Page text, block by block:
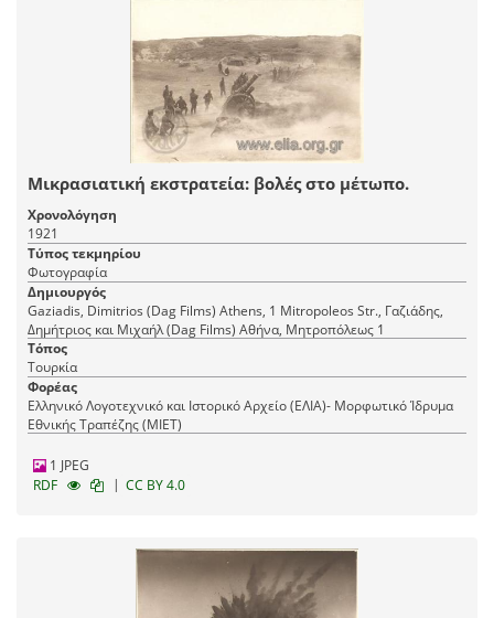
Μικρασιατική εκστρατεία: βολές στο μέτωπο.
Χρονολόγηση
1921
Τύπος τεκμηρίου
Φωτογραφία
Δημιουργός
Gaziadis, Dimitrios (Dag Films) Athens, 1 Mitropoleos Str., Γαζιάδης,
Δημήτριος και Μιχαήλ (Dag Films) Αθήνα, Mητροπόλεως 1
Τόπος
Τουρκία
Φορέας
Ελληνικό Λογοτεχνικό και Ιστορικό Αρχείο (ΕΛΙΑ)- Μορφωτικό Ίδρυμα
Εθνικής Τραπέζης (ΜΙΕΤ)
1 JPEG
RDF
| CC BY 4.0